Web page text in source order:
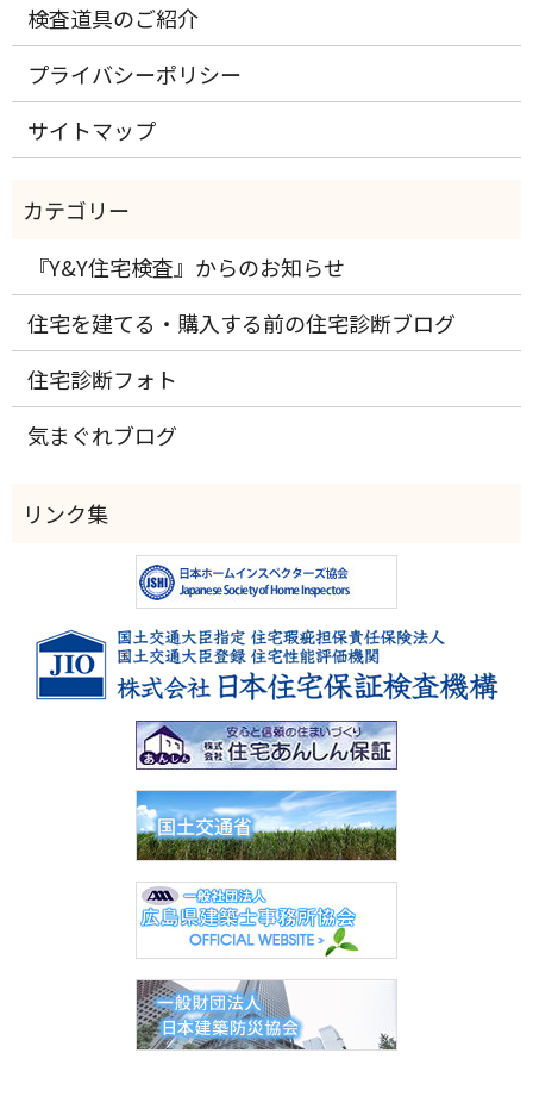
検査道具のご紹介
プライバシーポリシー
サイトマップ
『Y&Y住宅検査』からのお知らせ
住宅を建てる・購入する前の住宅診断ブログ
住宅診断フォト
気まぐれブログ